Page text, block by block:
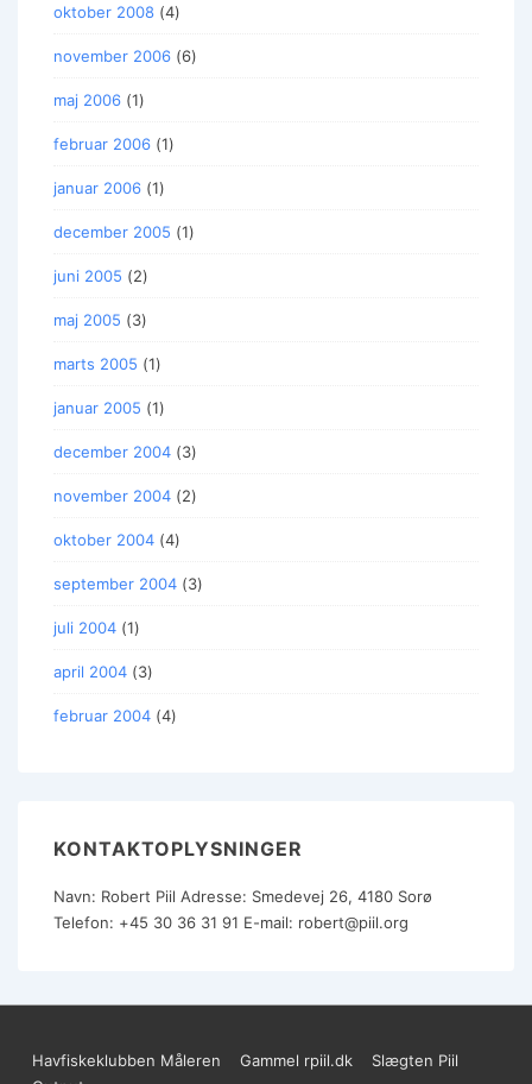
oktober 2008 (4)
november 2006 (6)
maj 2006 (1)
februar 2006 (1)
januar 2006 (1)
december 2005 (1)
juni 2005 (2)
maj 2005 (3)
marts 2005 (1)
januar 2005 (1)
december 2004 (3)
november 2004 (2)
oktober 2004 (4)
september 2004 (3)
juli 2004 (1)
april 2004 (3)
februar 2004 (4)
KONTAKTOPLYSNINGER
Navn: Robert Piil Adresse: Smedevej 26, 4180 Sorø
Telefon: +45 30 36 31 91 E-mail: robert@piil.org
Sidefods-
Havfiskeklubben Måleren Gammel rpiil.dk
Slægten Piil